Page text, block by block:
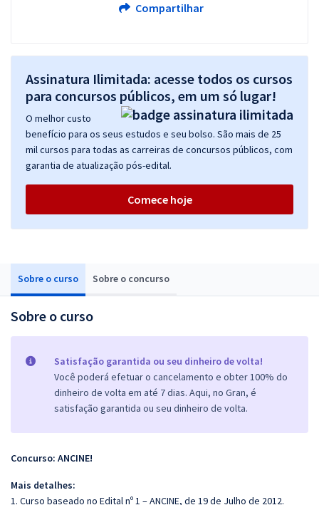
Sobre o curso Sobre o concurso
Sobre o curso
Satisfação garantida ou seu dinheiro de volta!
Você poderá efetuar o cancelamento e obter 100% do
dinheiro de volta em até 7 dias. Aqui, no Gran, é
satisfação garantida ou seu dinheiro de volta.
Concurso: ANCINE!
Mais detalhes:
1. Curso baseado no Edital nº 1 – ANCINE, de 19 de Julho de 2012.
Compartilhar
Assinatura Ilimitada: acesse todos os cursos
para concursos públicos, em um só lugar!
O melhor custo
benefício para os seus estudos e seu bolso. São mais de 25
mil cursos para todas as carreiras de concursos públicos, com
garantia de atualização pós-edital.
Comece hoje